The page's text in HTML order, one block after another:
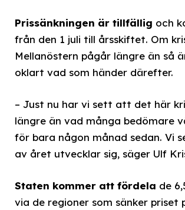
Prissänkningen är tillfällig och
från den 1 juli till årsskiftet. Om
Mellanöstern pågår längre än så
oklart vad som händer därefter.
– Just nu har vi sett att det här
längre än vad många bedömare
för bara någon månad sedan. Vi
av året utvecklar sig, säger Ulf
Staten kommer att fördela de
via de regioner som sänker priset